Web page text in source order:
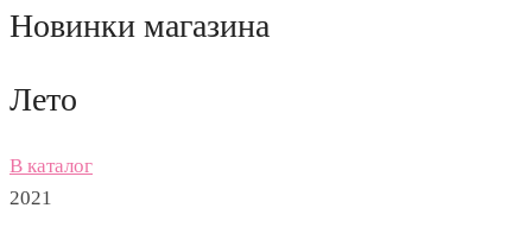
Новинки магазина
Лето
В каталог
2021